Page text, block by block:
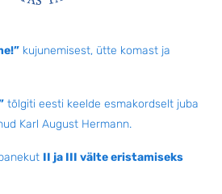
kujunemisest, ütte komast ja
tõlgiti eesti keelde esmakordselt juba
Karl August Hermann.
II ja III välte eristamiseks